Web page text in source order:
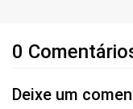
0
Deixe um